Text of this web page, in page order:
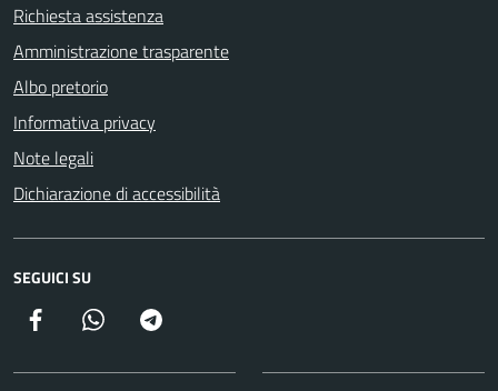
Richiesta assistenza
Amministrazione trasparente
Albo pretorio
Informativa privacy
Note legali
Dichiarazione di accessibilità
SEGUICI SU
Facebook Canale della Città di Poggio Mirteto